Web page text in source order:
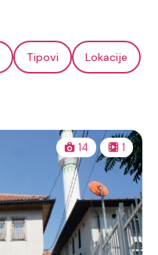
Tipovi Lokacije
14 1